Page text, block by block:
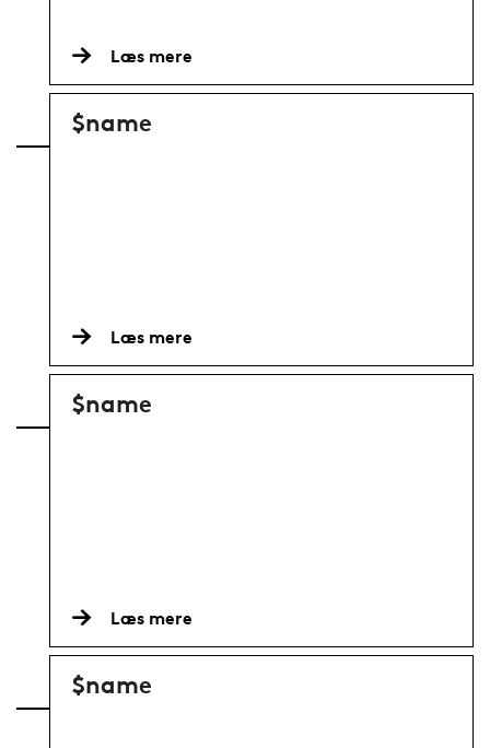
Læs mere
$name
Læs mere
$name
Læs mere
$name